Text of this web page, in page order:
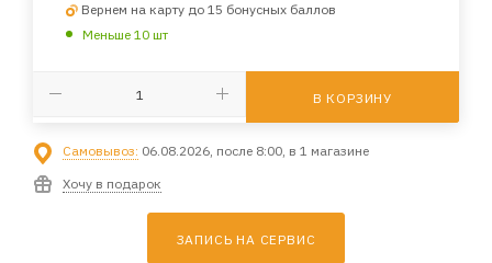
Вернем на карту до 15 бонусных баллов
Меньше 10 шт
В КОРЗИНУ
Самовывоз: 06.08.2026, после 8:00, в 1 магазине
Хочу в подарок
ЗАПИСЬ НА СЕРВИС